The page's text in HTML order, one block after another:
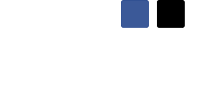
Sdílet
Sdílejte